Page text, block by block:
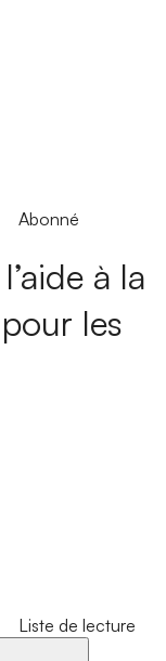
Abonné
à la
les
Liste de lecture